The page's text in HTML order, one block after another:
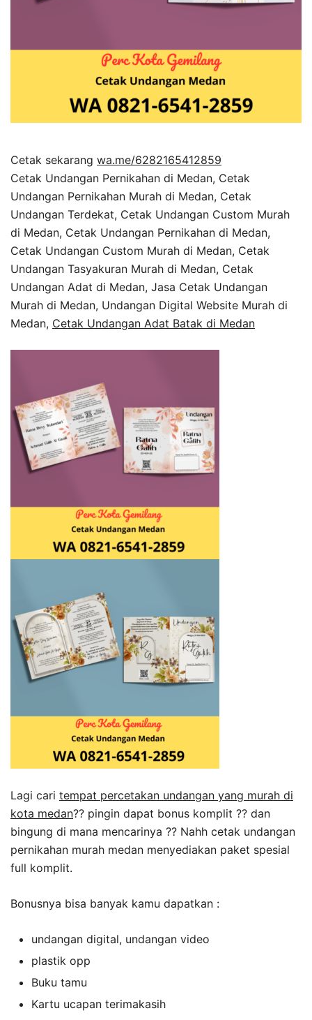
Cetak sekarang wa.me/6282165412859
Cetak Undangan Pernikahan di Medan, Cetak
Undangan Pernikahan Murah di Medan, Cetak
Undangan Terdekat, Cetak Undangan Custom Murah
di Medan, Cetak Undangan Pernikahan di Medan,
Cetak Undangan Custom Murah di Medan, Cetak
Undangan Tasyakuran Murah di Medan, Cetak
Undangan Adat di Medan, Jasa Cetak Undangan
Murah di Medan, Undangan Digital Website Murah di
Medan, Cetak Undangan Adat Batak di Medan
Lagi cari tempat percetakan undangan yang murah di
kota medan?? pingin dapat bonus komplit ?? dan
bingung di mana mencarinya ?? Nahh cetak undangan
pernikahan murah medan menyediakan paket spesial
full komplit.
Bonusnya bisa banyak kamu dapatkan :
undangan digital, undangan video
plastik opp
Buku tamu
Kartu ucapan terimakasih